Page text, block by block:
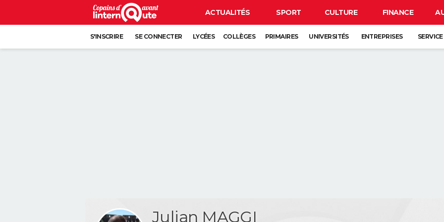
ACTUALITÉS SPORT CULTURE FINANCE
S'INSCRIRE SE CONNECTER LYCÉES COLLÈGES PRIMAIRES UNIVERSITÉS ENTREPRISES
Julian MAGGI